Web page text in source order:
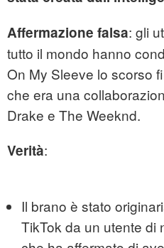
Affermazione falsa: gli
tutto il mondo hanno
On My Sleeve lo scorso
che era una
Drake e The Weeknd.
Verità:
Il brano è stato
TikTok da un utente di